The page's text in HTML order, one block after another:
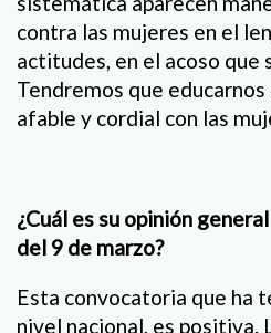
contra las mujeres en el
actitudes, en el acoso que
Tendremos que
afable y cordial con las
¿Cuál es su opinión
del 9 de marzo?
Esta convocatoria que ha
nivel nacional, es positiva.